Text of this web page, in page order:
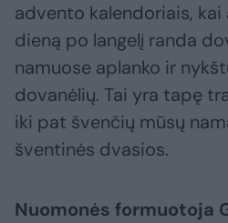
advento kalendoriais,
dieną po langelį randa
namuose aplanko ir
dovanėlių. Tai yra tapę
iki pat švenčių mūsų
šventinės dvasios.
Nuomonės formuotoja